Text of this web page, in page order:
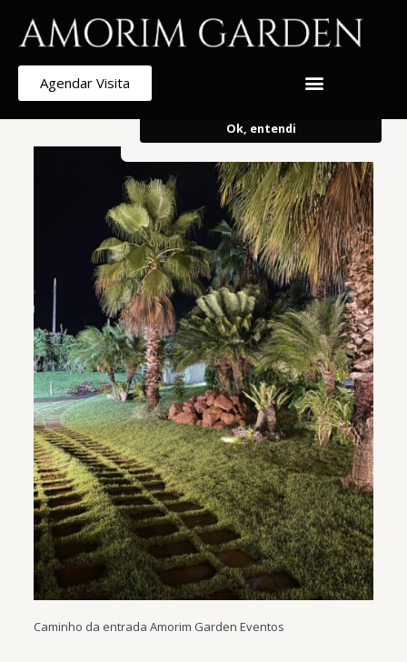
Armazenamos cookies para melhorar e
navegação.
Ao continuar, concorda
Ok, entendi
Agendar Visita
Caminho da entrada Amorim Garden Eventos